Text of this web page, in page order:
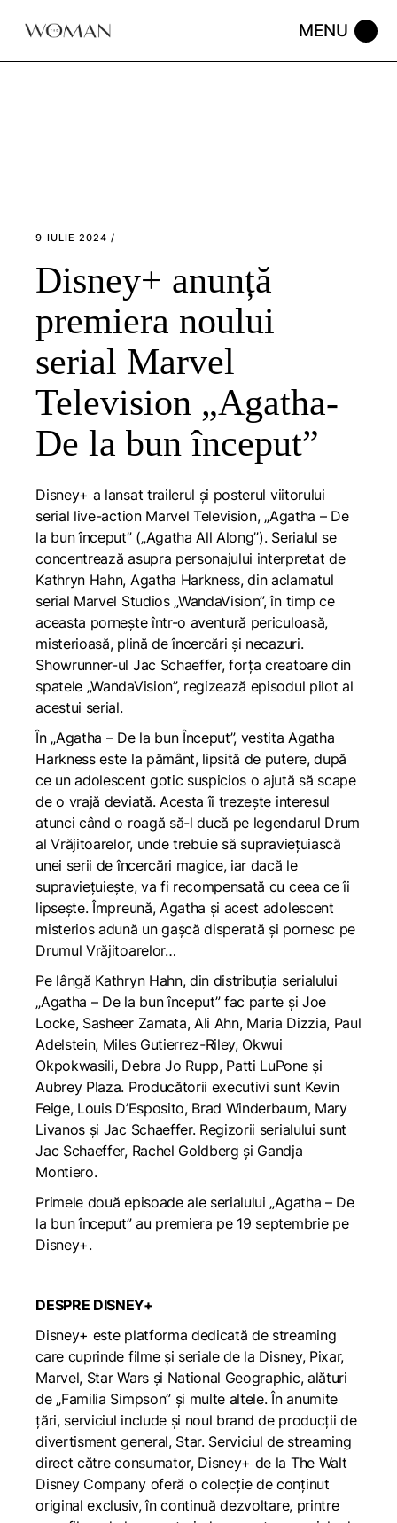
9 IULIE 2024
Disney+ anunță
premiera noului
serial Marvel
Television „Agatha-
De la bun început”
Disney+ a lansat trailerul și posterul viitorului
serial live-action Marvel Television, „Agatha – De
la bun început” („Agatha All Along”). Serialul se
concentrează asupra personajului interpretat de
Kathryn Hahn, Agatha Harkness, din aclamatul
serial Marvel Studios „WandaVision”, în timp ce
aceasta pornește într-o aventură periculoasă,
misterioasă, plină de încercări și necazuri.
Showrunner-ul Jac Schaeffer, forța creatoare din
spatele „WandaVision”, regizează episodul pilot al
acestui serial.
În „Agatha – De la bun Început”, vestita Agatha
Harkness este la pământ, lipsită de putere, după
ce un adolescent gotic suspicios o ajută să scape
de o vrajă deviată. Acesta îi trezește interesul
atunci când o roagă să-l ducă pe legendarul Drum
al Vrăjitoarelor, unde trebuie să supraviețuiască
unei serii de încercări magice, iar dacă le
supraviețuiește, va fi recompensată cu ceea ce îi
lipsește. Împreună, Agatha și acest adolescent
misterios adună un gașcă disperată și pornesc pe
Drumul Vrăjitoarelor…
Pe lângă Kathryn Hahn, din distribuția serialului
„Agatha – De la bun început” fac parte și Joe
Locke, Sasheer Zamata, Ali Ahn, Maria Dizzia, Paul
Adelstein, Miles Gutierrez-Riley, Okwui
Okpokwasili, Debra Jo Rupp, Patti LuPone și
Aubrey Plaza. Producătorii executivi sunt Kevin
Feige, Louis D’Esposito, Brad Winderbaum, Mary
Livanos și Jac Schaeffer. Regizorii serialului sunt
Jac Schaeffer, Rachel Goldberg și Gandja
Montiero.
Primele două episoade ale serialului „Agatha – De
la bun început” au premiera pe 19 septembrie pe
Disney+.
DESPRE DISNEY+
Disney+ este platforma dedicată de streaming
care cuprinde filme și seriale de la Disney, Pixar,
Marvel, Star Wars și National Geographic, alături
de „Familia Simpson” și multe altele. În anumite
țări, serviciul include și noul brand de producții de
divertisment general, Star. Serviciul de streaming
direct către consumator, Disney+ de la The Walt
Disney Company oferă o colecție de conținut
original exclusiv, în continuă dezvoltare, printre